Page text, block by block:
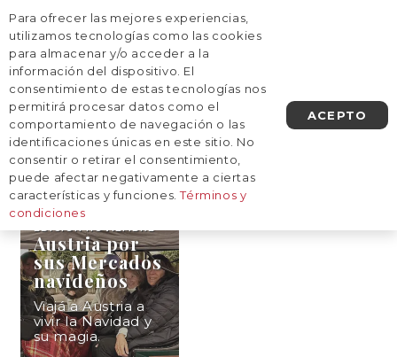
AGENDA UNA LLAMADA
Inicio / Destinos / Europa / Austria
Austria
9NOCHES
EDICIÓNNOVIEMBRE
Austria por
sus Mercados
navideños
Viajá a Austria a
vivir la Navidad y
su magia.
Para ofrecer las mejores experiencias,
utilizamos tecnologías como las cookies
para almacenar y/o acceder a la
información del dispositivo. El
consentimiento de estas tecnologías nos
permitirá procesar datos como el
comportamiento de navegación o las
identificaciones únicas en este sitio. No
consentir o retirar el consentimiento,
puede afectar negativamente a ciertas
características y funciones.Términos y
condiciones
ACEPTO